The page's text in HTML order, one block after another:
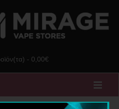
- 0,00€